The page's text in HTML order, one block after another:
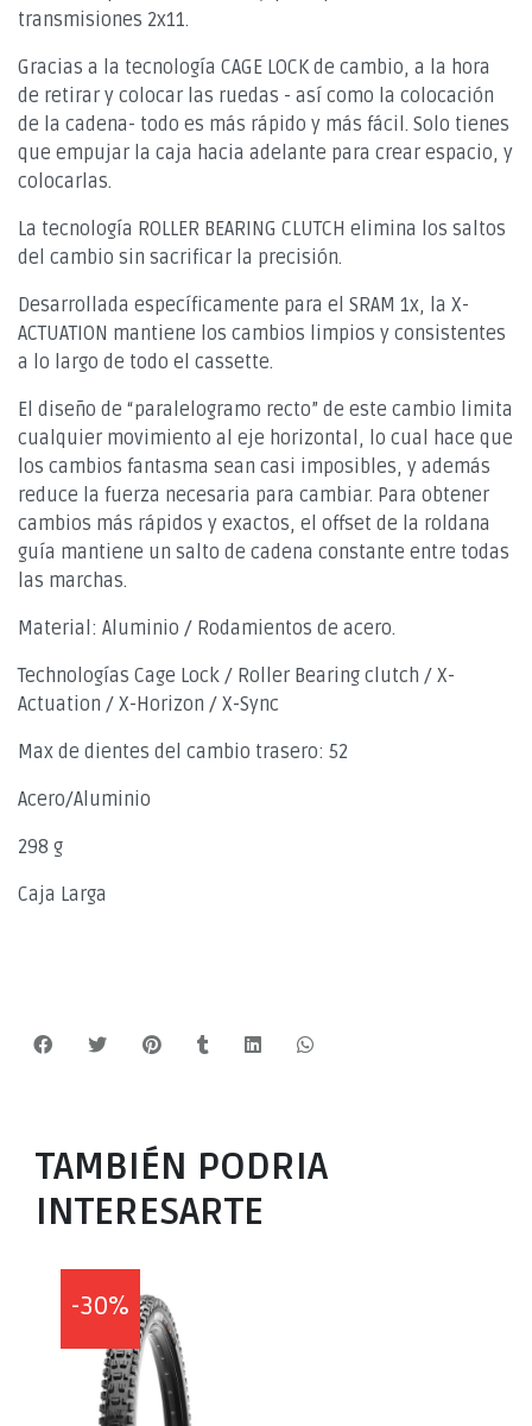
transmisiones 2x11.
Gracias a la tecnología CAGE LOCK de cambio, a la hora
de retirar y colocar las ruedas - así como la colocación
de la cadena- todo es más rápido y más fácil. Solo tienes
que empujar la caja hacia adelante para crear espacio, y
colocarlas.
La tecnología ROLLER BEARING CLUTCH elimina los saltos
del cambio sin sacrificar la precisión.
Desarrollada específicamente para el SRAM 1x, la X-
ACTUATION mantiene los cambios limpios y consistentes
a lo largo de todo el cassette.
El diseño de “paralelogramo recto” de este cambio limita
cualquier movimiento al eje horizontal, lo cual hace que
los cambios fantasma sean casi imposibles, y además
reduce la fuerza necesaria para cambiar. Para obtener
cambios más rápidos y exactos, el offset de la roldana
guía mantiene un salto de cadena constante entre todas
las marchas.
Material: Aluminio / Rodamientos de acero.
Technologías Cage Lock / Roller Bearing clutch / X-
Actuation / X-Horizon / X-Sync
Max de dientes del cambio trasero: 52
Acero/Aluminio
298 g
Caja Larga
TAMBIÉN PODRIA
INTERESARTE
-30%